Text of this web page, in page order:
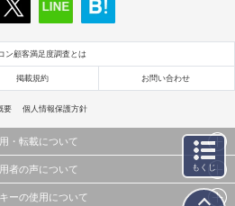
ン顧客満足度調査とは
掲載規約 お問い合わせ
要 個人情報保護方針
・転載について
真、イラスト、画像データ等）及びこれらの配置・
者の声について
ビスの利用者が提出された見解・感想です。
ーの使用について
もくじ